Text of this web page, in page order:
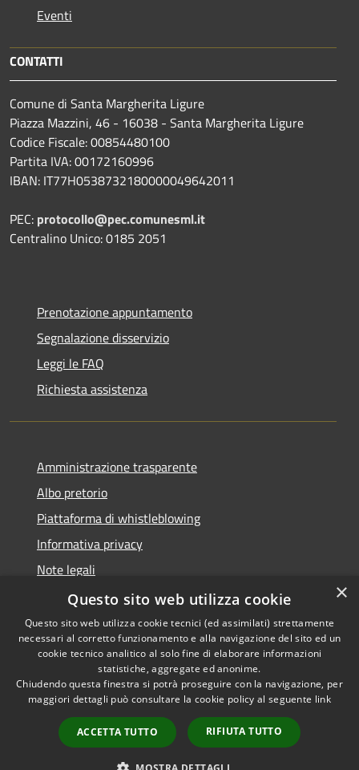
Eventi
CONTATTI
Comune di Santa Margherita Ligure
Piazza Mazzini, 46 - 16038 - Santa Margherita Ligure
Codice Fiscale: 00854480100
Partita IVA: 00172160996
IBAN: IT77H0538732180000049642011
PEC: protocollo@pec.comunesml.it
Centralino Unico: 0185 2051
Prenotazione appuntamento
Segnalazione disservizio
Leggi le FAQ
Richiesta assistenza
Amministrazione trasparente
Albo pretorio
Piattaforma di whistleblowing
Informativa privacy
Note legali
Dichiarazione di accessibilità
RSS
Accessibilità
Mappa del sito
© 2022 • Comune di Santa
Margherita Ligure •
Powered by
Municipium•
Accesso
Area Riservata
×
Questo sito web utilizza cookie
Questo sito web utilizza cookie tecnici (ed assimilati) strettamente
necessari al corretto funzionamento e alla navigazione del sito ed un
cookie tecnico analitico al solo fine di elaborare informazioni
statistiche, aggregate ed anonime.
Chiudendo questa finestra si potrà proseguire con la navigazione, per
maggiori dettagli può consultare la cookie policy al seguente link
ACCETTA TUTTO RIFIUTA TUTTO